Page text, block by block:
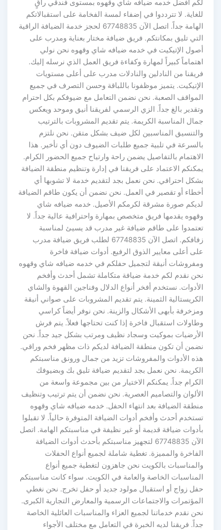
لكم أفضل خدمه ضيافه شاي وقهوه بمستوى فندقي راقٍ
للغاية. لا تترددوا في إضفاء لمسة الفخامة على استقبالاتكم
الهامة جداً. اتصل الآن 67748835 لحجز خدمة الضيافة الراقية
التي تليق بمكانتكم. فريق ضيافة مختار بعناية ومدرب على
أصول الإتيكيت في خدمه ضيافه شاي وقهوه نحن نولي
اهتماماً كبيراً لمهارة وكفاءة فريق العمل الذي نرسله إليك.
فريقنا من النادلين والنادلات مدرب على أعلى مستويات
الإتيكيت. يتميز موظفونا باللباقة وحسن التصرف في جميع
المواقف الصعبة. نحن نضمن التعامل مع ضيوفكم بكل احترام
وتقدير بالغ جداً. الزي الرسمي لفريقنا أنيق وموحد ويعكس
جمال المناسبة الكريمة. يتم تقديم المشروبات بالترتيب
والتنسيق المناسبين لكل ضيف بشكل متقن. نحن نلتزم
بالسرعة في تلبية جميع طلبات الضيوف دون أي تأخير. هذا
الاهتمام بالتفاصيل يضمن راحة وارتياح جميع الحضور الكرام.
يمكنكم الاعتماد على فريقنا في إدارة وتنظيم منطقة الضيافة
بشكل احترافي. نحن نعمل بجد لتقديم خدمة لا تشوبها أي
أخطاء أو تقصير في العمل. نحن نضمن أن يكون طاقم الضيافة
لديكم صورة مشرقة لكرمكم الأصيل. خدمه ضيافه شاي
وقهوه يقدمها فريق متخصص بمهارة واحترافية عالية جداً. لا
تعتمدوا على طاقم ضيافة غير مدرب قد يسيئ لمناسبة
زفافكم. اتصل الآن 67748835 لطلب فريق ضيافة مدرب
على أعلى معايير الذوق الرفيع. أدوات ضيافة فاخرة
ومفروشات أنيقة لتجميل حفلكم في خدمه ضيافه شاي وقهوه
نحن نقدم لكم خدمة ضيافة متكاملة تشمل أحدث وأفخم
الأدوات. نستخدم أفخر أنواع الدلال وفناجين القهوة والشاي
الكريستالية الثمينة. يتم تقديم المشروبات على صواني أنيقة
ومزخرفة بأبهى الأشكال والزينة. نحن نوفر أيضاً كراسي
وطاولات استقبال فاخرة إذا كنت تحتاجها فعلاً. يتم فرش
الأرضيات بموكيت وسجاد نظيف ومرتب بشكل جيد جداً. نحن
نضمن أن تكون منطقة الضيافة لديكم ذات مظهر فخم وراقي.
هذه الأدوات والمفروشات تزيد من جمال ورونق مناسبتكم
الكريمة. نحن نعمل بجد لتقديم ضيافة تليق بك وبضيوفك
الكرام جداً. يمكنكم الاختيار من بين مجموعة واسعة من
الألوان والتصاميم العصرية. نحن نضمن أن يتم ترتيب وتنظيف
منطقة الضيافة بعد انتهاء الحفل. خدمه ضيافه شاي وقهوه
تستخدم أحدث وأفخم أدوات الضيافة المتوفرة حالياً. لا تقبلوا
بأدوات ضيافة قديمة أو غير نظيفة في مناسبتكم الهامة. اتصل
الآن 67748835 لتجهيز مناسبتكم بأحدث أدوات الضيافة
الفاخرة والمميزة. تغطية شاملة لجميع أنواع الحفلات
والمناسبات بالكويت نحن جاهزون لتغطية جميع أنواع
المناسبات الخاصة والعامة في الكويت. سواء كانت مناسبتكم
حفل زواج أو استقبال مولود جديد أو حفل تخرج. نحن نغطي
المؤتمرات والاجتماعات الرسمية والمعارض التجارية الكبرى.
نحن نقدم خدماتنا لجميع العزاء والمناسبات العائلية الخاصة
جداً. فريقنا لديه الخبرة في التعامل مع مختلف الأجواء